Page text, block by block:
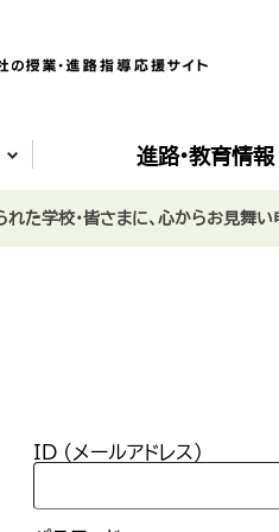
進路•教育情報
ID (メールアドレス)
学校・皆さまに、心からお見舞い